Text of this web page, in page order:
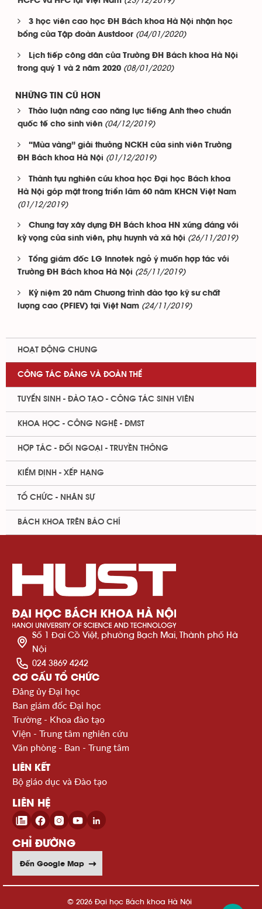
3 học viên cao học ĐH Bách khoa Hà Nội nhận học
bổng của Tập đoàn Austdoor (04/01/2020)
Lịch tiếp công dân của Trường ĐH Bách khoa Hà Nội
trong quý 1 và 2 năm 2020 (08/01/2020)
NHỮNG TIN CŨ HƠN
Thảo luận nâng cao năng lực tiếng Anh theo chuẩn
quốc tế cho sinh viên (04/12/2019)
“Mùa vàng” giải thưởng NCKH của sinh viên Trường
ĐH Bách khoa Hà Nội (01/12/2019)
Thành tựu nghiên cứu khoa học Đại học Bách khoa
Hà Nội góp mặt trong triển lãm 60 năm KHCN Việt Nam
(01/12/2019)
Chung tay xây dựng ĐH Bách khoa HN xứng đáng với
kỳ vọng của sinh viên, phụ huynh và xã hội (26/11/2019)
Tổng giám đốc LG Innotek ngỏ ý muốn hợp tác với
Trường ĐH Bách khoa Hà Nội (25/11/2019)
Kỷ niệm 20 năm Chương trình đào tạo kỹ sư chất
lượng cao (PFIEV) tại Việt Nam (24/11/2019)
HOẠT ĐỘNG CHUNG
CÔNG TÁC ĐẢNG VÀ ĐOÀN THỂ
TUYỂN SINH - ĐÀO TẠO - CÔNG TÁC SINH VIÊN
KHOA HỌC - CÔNG NGHỆ - ĐMST
HỢP TÁC - ĐỐI NGOẠI - TRUYỀN THÔNG
KIỂM ĐỊNH - XẾP HẠNG
TỔ CHỨC - NHÂN SỰ
BÁCH KHOA TRÊN BÁO CHÍ
Số 1 Đại Cồ Việt, phường Bạch Mai, Thành phố Hà
Nội
024 3869 4242
CƠ CẤU TỔ CHỨC
Đảng ủy Đại học
Ban giám đốc Đại học
Trường - Khoa đào tạo
Viện - Trung tâm nghiên cứu
Văn phòng - Ban - Trung tâm
LIÊN KẾT
Bộ giáo dục và Đào tạo
LIÊN HỆ
CHỈ ĐƯỜNG
Đến Google Map
© 2026 Đại học Bách khoa Hà Nội